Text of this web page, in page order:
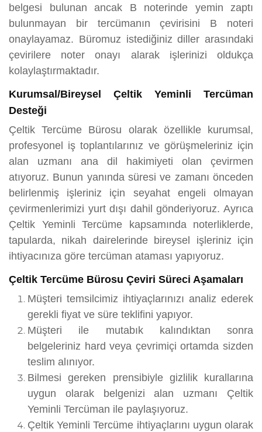
belgesi bulunan ancak B noterinde yemin zaptı
bulunmayan bir tercümanın çevirisini B noteri
onaylayamaz. Büromuz istediğiniz diller arasındaki
çevirilere noter onayı alarak işlerinizi oldukça
kolaylaştırmaktadır.
Kurumsal/Bireysel Çeltik Yeminli Tercüman
Desteği
Çeltik Tercüme Bürosu olarak özellikle kurumsal,
profesyonel iş toplantılarınız ve görüşmeleriniz için
alan uzmanı ana dil hakimiyeti olan çevirmen
atıyoruz. Bunun yanında süresi ve zamanı önceden
belirlenmiş işleriniz için seyahat engeli olmayan
çevirmenlerimizi yurt dışı dahil gönderiyoruz. Ayrıca
Çeltik Yeminli Tercüme kapsamında noterliklerde,
tapularda, nikah dairelerinde bireysel işleriniz için
ihtiyacınıza göre tercüman ataması yapıyoruz.
Çeltik Tercüme Bürosu Çeviri Süreci Aşamaları
Müşteri temsilcimiz ihtiyaçlarınızı analiz ederek
gerekli fiyat ve süre teklifini yapıyor.
Müşteri ile mutabık kalındıktan sonra
belgeleriniz hard veya çevrimiçi ortamda sizden
teslim alınıyor.
Bilmesi gereken prensibiyle gizlilik kurallarına
uygun olarak belgenizi alan uzmanı Çeltik
Yeminli Tercüman ile paylaşıyoruz.
Çeltik Yeminli Tercüme ihtiyaçlarını uygun olarak